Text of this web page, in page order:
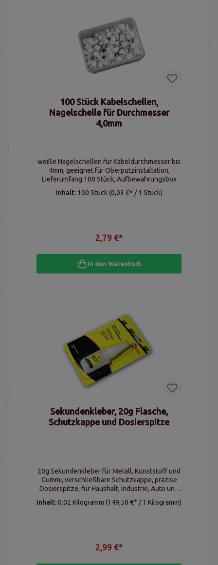
100 Stück Kabelschellen,
Nagelschelle für Durchmesser
4,0mm
weiße Nagelschellen für Kabeldurchmesser bis
4mm, geeignet für Oberputzinstallation,
Lieferumfang 100 Stück, Aufbewahrungsbox
Inhalt: 100 Stück (0,03 €* / 1 Stück)
2,79 €*
In den Warenkorb
Sekundenkleber, 20g Flasche,
Schutzkappe und Dosierspitze
20g Sekundenkleber für Metall, Kunststoff und
Gummi, verschließbare Schutzkappe, präzise
Dosierspitze, für Haushalt, Industrie, Auto und
Hobby
Inhalt:0.02 Kilogramm (149,50 €* / 1 Kilogramm)
2,99 €*